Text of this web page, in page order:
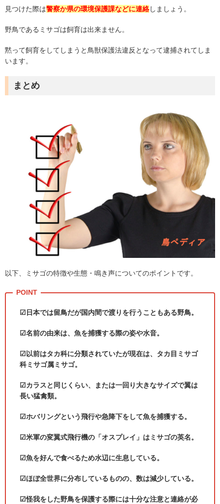
見つけた際は警察か県の環境保護課などに連絡しましょう。
野鳥であるミサゴは飼育は出来ません。
黙って飼育をしてしまうと鳥獣保護法違反となって逮捕されてしま
います。
まとめ
以下、ミサゴの特徴や生態・鳴き声についてのポイントです。
☑日本では留鳥だが国内間で渡りを行うこともある野鳥。
☑名前の由来は、魚を捕獲する際の姿や水音。
☑以前はタカ科に分類されていたが現在は、タカ目ミサゴ
科ミサゴ属ミサゴ。
☑カラスと同じくらい、または一回り大きなサイズで翼は
長い猛禽類。
☑ホバリングという飛行や急降下をして魚を捕獲する。
☑米軍の変翼式飛行機の「オスプレイ」はミサゴの英名。
☑魚を好んで食べるため水辺に生息している。
☑ほぼ全世界に分布しているものの、数は減少している。
☑怪我をした野鳥を保護する際には十分な注意と連絡が必